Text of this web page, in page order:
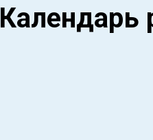
Календарь